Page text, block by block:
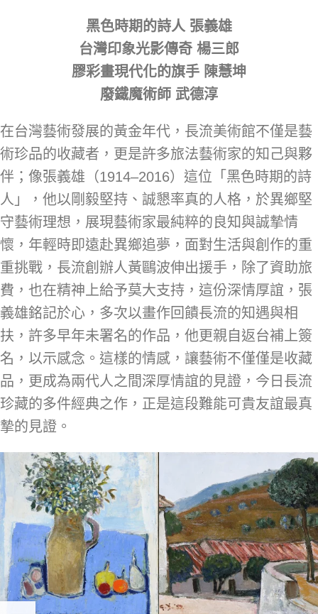
黑色時期的詩人 張義雄
台灣印象光影傳奇 楊三郎
膠彩畫現代化的旗手 陳慧坤
廢鐵魔術師 武德淳
在台灣藝術發展的黃金年代，長流美術館不僅是藝
術珍品的收藏者，更是許多旅法藝術家的知己與夥
伴；像張義雄（1914–2016）這位「黑色時期的詩
人」，他以剛毅堅持、誠懇率真的人格，於異鄉堅
守藝術理想，展現藝術家最純粹的良知與誠摯情
懷，年輕時即遠赴異鄉追夢，面對生活與創作的重
重挑戰，長流創辦人黃鷗波伸出援手，除了資助旅
費，也在精神上給予莫大支持，這份深情厚誼，張
義雄銘記於心，多次以畫作回饋長流的知遇與相
扶，許多早年未署名的作品，他更親自返台補上簽
名，以示感念。這樣的情感，讓藝術不僅僅是收藏
品，更成為兩代人之間深厚情誼的見證，今日長流
珍藏的多件經典之作，正是這段難能可貴友誼最真
摯的見證。